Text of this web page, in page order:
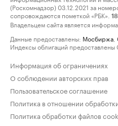
(Роскомнадзор) 03.12.2021 за
сопровождаются пометкой «РБК».
Владельцем сайта является
Данные предоставлены: Мосбиржа
Индексы облигаций предоставлены
Информация об ограничениях
О соблюдении авторских прав
Пользовательское соглашение
Политика в отношении
Политика обработки файлов